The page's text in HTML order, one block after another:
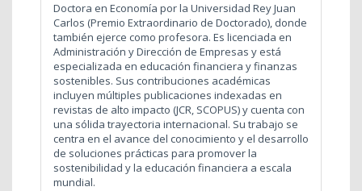
Doctora en Economía por la Universidad Rey Juan
Carlos (Premio Extraordinario de Doctorado), donde
también ejerce como profesora. Es licenciada en
Administración y Dirección de Empresas y está
especializada en educación financiera y finanzas
sostenibles. Sus contribuciones académicas
incluyen múltiples publicaciones indexadas en
revistas de alto impacto (JCR, SCOPUS) y cuenta con
una sólida trayectoria internacional. Su trabajo se
centra en el avance del conocimiento y el desarrollo
de soluciones prácticas para promover la
sostenibilidad y la educación financiera a escala
mundial.